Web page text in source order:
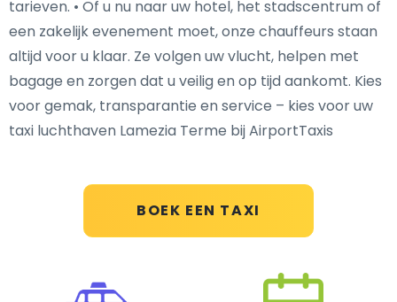
BOEK EEN TAXI
tarieven. • Of u nu naar uw hotel, het stadscentrum of
een zakelijk evenement moet, onze chauffeurs staan
altijd voor u klaar. Ze volgen uw vlucht, helpen met
bagage en zorgen dat u veilig en op tijd aankomt. Kies
voor gemak, transparantie en service – kies voor uw
taxi luchthaven Lamezia Terme bij AirportTaxis